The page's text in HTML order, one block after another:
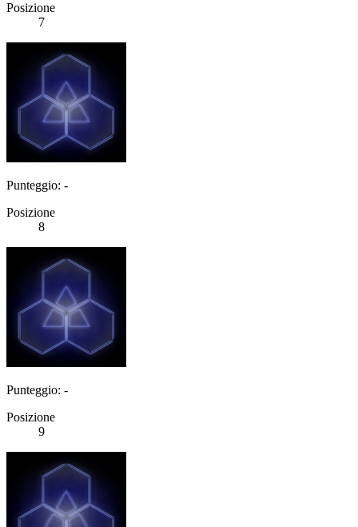
Posizione
7
Punteggio: -
Posizione
8
Punteggio: -
Posizione
9